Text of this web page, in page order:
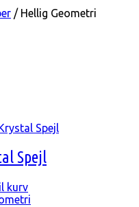
/ Hellig Geometri
Spejl
kurv